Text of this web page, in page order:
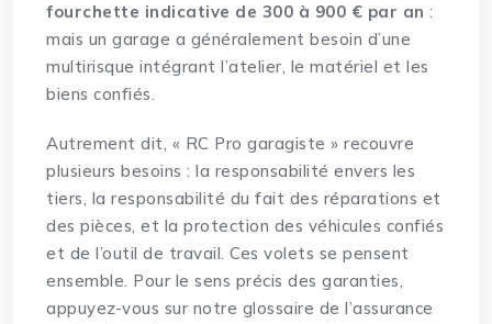
fourchette indicative de 300 à 900 € par an :
mais un garage a généralement besoin d’une
multirisque intégrant l’atelier, le matériel et les
biens confiés.
Autrement dit, « RC Pro garagiste » recouvre
plusieurs besoins : la responsabilité envers les
tiers, la responsabilité du fait des réparations et
des pièces, et la protection des véhicules confiés
et de l’outil de travail. Ces volets se pensent
ensemble. Pour le sens précis des garanties,
appuyez-vous sur notre glossaire de l’assurance